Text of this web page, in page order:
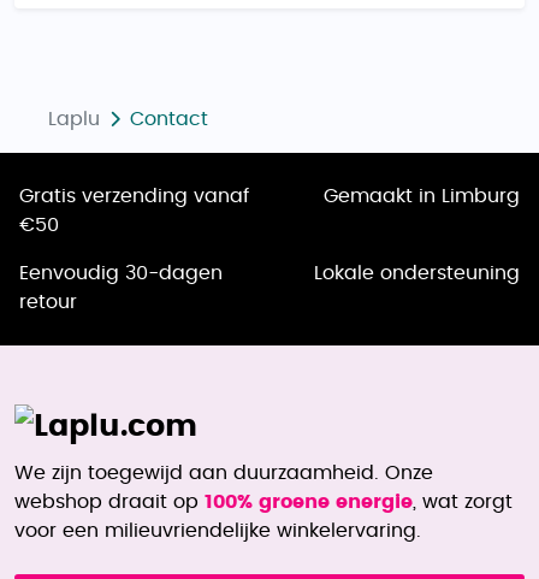
Laplu Contact
Gratis verzending vanaf
€50
Gemaakt in Limburg
Eenvoudig 30-dagen
retour
Lokale ondersteuning
We zijn toegewijd aan duurzaamheid. Onze
webshop draait op 100% groene energie , wat zorgt
voor een milieuvriendelijke winkelervaring.